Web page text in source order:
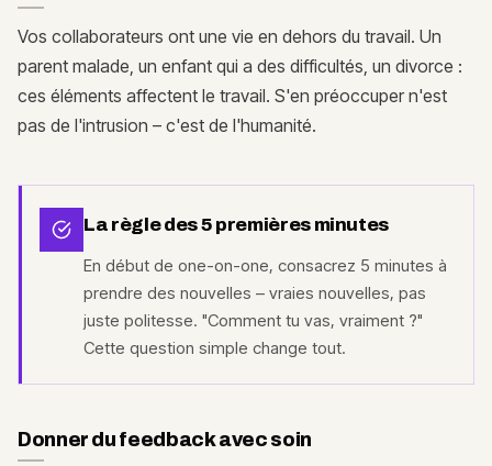
Vos collaborateurs ont une vie en dehors du travail. Un
parent malade, un enfant qui a des difficultés, un divorce :
ces éléments affectent le travail. S'en préoccuper n'est
pas de l'intrusion – c'est de l'humanité.
La règle des 5 premières minutes
En début de one-on-one, consacrez 5 minutes à
prendre des nouvelles – vraies nouvelles, pas
juste politesse. "Comment tu vas, vraiment ?"
Cette question simple change tout.
Donner du feedback avec soin